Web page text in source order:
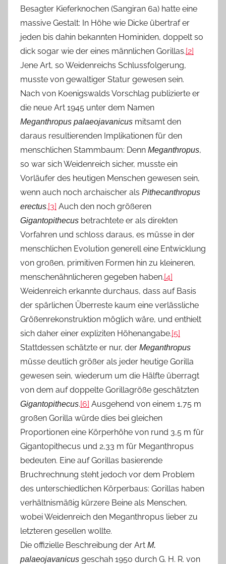
Besagter Kieferknochen (Sangiran 6a) hatte eine
massive Gestalt: In Höhe wie Dicke übertraf er
jeden bis dahin bekannten Hominiden, doppelt so
dick sogar wie der eines männlichen Gorillas.[2]
Jene Art, so Weidenreichs Schlussfolgerung,
musste von gewaltiger Statur gewesen sein.
Nach von Koenigswalds Vorschlag publizierte er
die neue Art 1945 unter dem Namen
Meganthropus palaeojavanicus mitsamt den
daraus resultierenden Implikationen für den
menschlichen Stammbaum: Denn Meganthropus,
so war sich Weidenreich sicher, musste ein
Vorläufer des heutigen Menschen gewesen sein,
wenn auch noch archaischer als Pithecanthropus
erectus.[3] Auch den noch größeren
Gigantopithecus betrachtete er als direkten
Vorfahren und schloss daraus, es müsse in der
menschlichen Evolution generell eine Entwicklung
von großen, primitiven Formen hin zu kleineren,
menschenähnlicheren gegeben haben.[4]
Weidenreich erkannte durchaus, dass auf Basis
der spärlichen Überreste kaum eine verlässliche
Größenrekonstruktion möglich wäre, und enthielt
sich daher einer expliziten Höhenangabe.[5]
Stattdessen schätzte er nur, der Meganthropus
müsse deutlich größer als jeder heutige Gorilla
gewesen sein, wiederum um die Hälfte überragt
von dem auf doppelte Gorillagröße geschätzten
Gigantopithecus.[6] Ausgehend von einem 1,75 m
großen Gorilla würde dies bei gleichen
Proportionen eine Körperhöhe von rund 3,5 m für
Gigantopithecus und 2,33 m für Meganthropus
bedeuten. Eine auf Gorillas basierende
Bruchrechnung steht jedoch vor dem Problem
des unterschiedlichen Körperbaus: Gorillas haben
verhältnismäßig kürzere Beine als Menschen,
wobei Weidenreich den Meganthropus lieber zu
letzteren gesellen wollte.
Die offizielle Beschreibung der Art M.
palaeojavanicus geschah 1950 durch G. H. R. von